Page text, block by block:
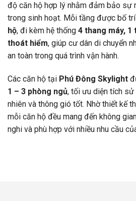
độ căn hộ hợp lý nhằm đảm bảo sự
trong sinh hoạt. Mỗi tầng được bố
hộ, đi kèm hệ thống 4 thang máy, 1
thoát hiểm, giúp cư dân di chuyển
an toàn trong quá trình vận hành.
Các căn hộ tại Phú Đông Skylight
1 – 3 phòng ngủ, tối ưu diện tích
nhiên và thông gió tốt. Nhờ thiết kế
mỗi căn hộ đều mang đến không
nghi và phù hợp với nhiều nhu cầu